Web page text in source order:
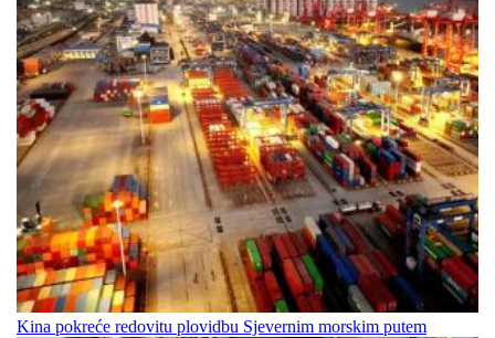
Kina pokreće redovitu plovidbu Sjevernim morskim putem